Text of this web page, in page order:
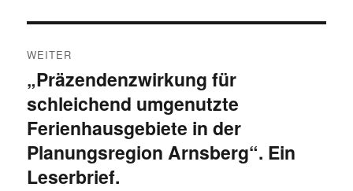
WEITER
Nächster
Beitrag:
„Präzendenzwirkung für
schleichend umgenutzte
Ferienhausgebiete in der
Planungsregion Arnsberg“. Ein
Leserbrief.